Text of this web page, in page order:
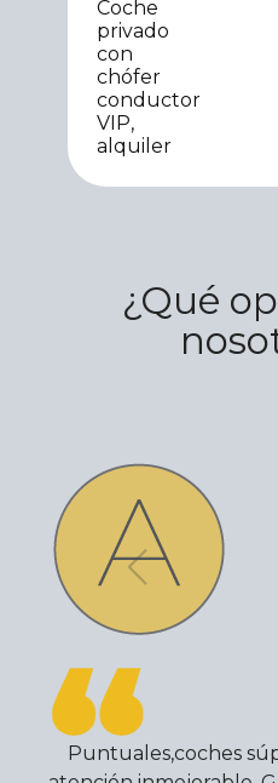
¿Qué
Puntuales,coches